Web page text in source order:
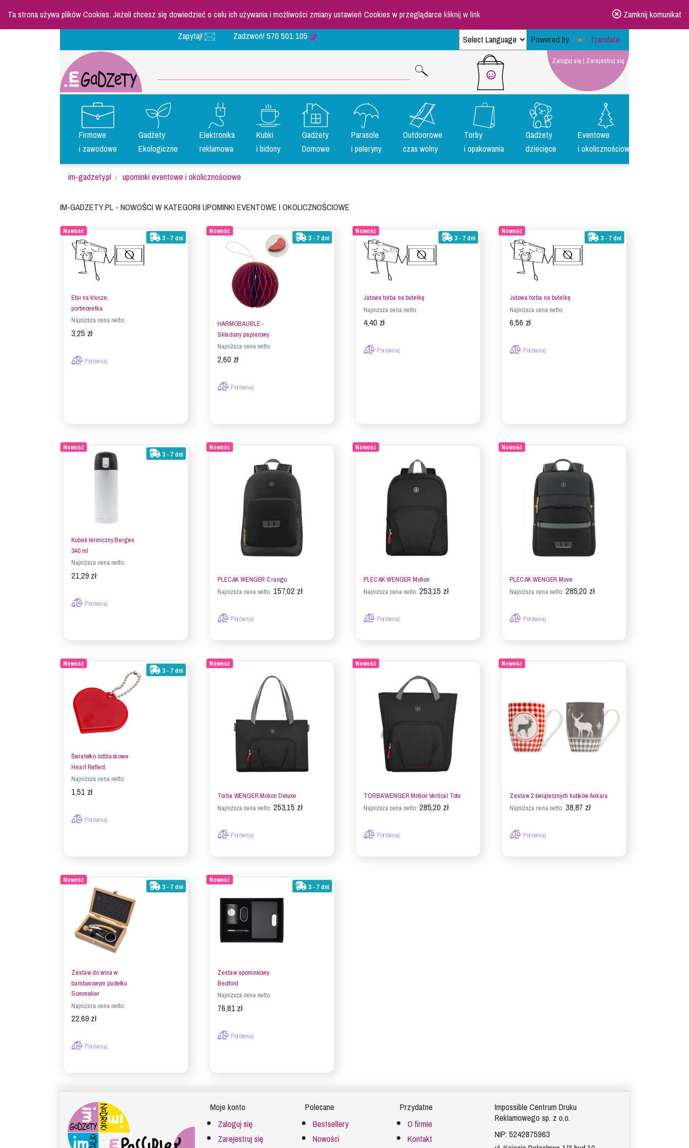
Ta strona używa plików Cookies. Jeżeli chcesz się dowiedzieć o celu ich używania i możliwości zmiany ustawień Cookies w przeglądarcekliknij w link
Zamknij komunikat
Zapytaj!
Zadzwoń!570 501 105 Powered by Translate
Zaloguj się| Zarejestruj się
Firmowe
i zawodowe
Gadżety
Ekologiczne
Elektronika
reklamowa
Kubki
i bidony
Gadżety
Domowe
Parasole
i peleryny
Outdoorowe
czas wolny
Torby
i opakowania
Gadżety
dziecięce
Eventowe
i okolicznościowe
im-gadzety.pl
upominki eventowe i okolicznościowe
Im-gadzety.pl - Nowości w kategorii upominki eventowe i okolicznoŚciowe
3 - 7 dni
Nowość
Etui na klucze,
portmonetka
Najniższa cena netto:
3,25 zł
Porównaj
3 - 7 dni
Nowość
HARMOBAUBLE -
Składany papierowy
Najniższa cena netto:
2,60 zł
Porównaj
3 - 7 dni
Nowość
Jutowa torba na butelkę
Najniższa cena netto:
4,40 zł
Porównaj
3 - 7 dni
Nowość
Jutowa torba na butelkę
Najniższa cena netto:
6,56 zł
Porównaj
3 - 7 dni
Nowość
Kubek termiczny Bergen
340 ml
Najniższa cena netto:
21,29 zł
Porównaj
Nowość
PLECAK WENGER Crango
Najniższa cena netto: 157,02 zł
Porównaj
Nowość
PLECAK WENGER Motion
Najniższa cena netto: 253,15 zł
Porównaj
Nowość
PLECAK WENGER Move
Najniższa cena netto: 285,20 zł
Porównaj
3 - 7 dni
Nowość
Światełko odblaskowe
Heart Reflect
Najniższa cena netto:
1,51 zł
Porównaj
Nowość
Torba WENGER Motion Deluxe
Najniższa cena netto: 253,15 zł
Porównaj
Nowość
TORBA WENGER Motion Vertical Tote
Najniższa cena netto: 285,20 zł
Porównaj
Nowość
Zestaw 2 świątecznych kubków Ankara
Najniższa cena netto: 38,87 zł
Porównaj
3 - 7 dni
Nowość
Zestaw do wina w
bambusowym pudełku
Sommelier
Najniższa cena netto:
22,69 zł
Porównaj
3 - 7 dni
Nowość
Zestaw upominkowy
Bedford
Najniższa cena netto:
76,81 zł
Porównaj
Moje konto
Zaloguj się
Zarejestruj się
Polecane
Bestsellery
Nowości
Przydatne
O firmie
Kontakt
Impossible Centrum Druku
Reklamowego sp. z o.o.
NIP: 5242875963